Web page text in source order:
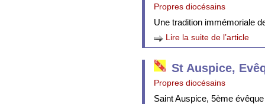
Propres diocésains
Une tradition immémoriale
Lire la suite de l’article
St Auspice,
Propres diocésains
Saint Auspice, 5ème